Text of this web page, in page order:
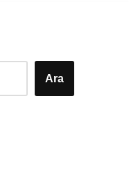
Ara